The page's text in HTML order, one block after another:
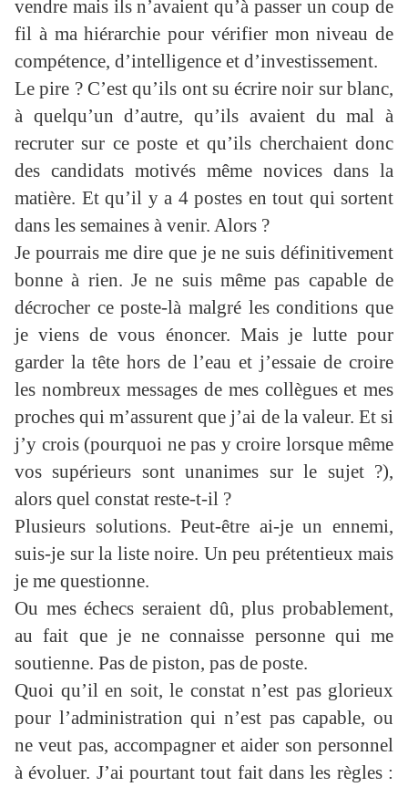
vendre mais ils n’avaient qu’à passer un coup de
fil à ma hiérarchie pour vérifier mon niveau de
compétence, d’intelligence et d’investissement.
Le pire ? C’est qu’ils ont su écrire noir sur blanc,
à quelqu’un d’autre, qu’ils avaient du mal à
recruter sur ce poste et qu’ils cherchaient donc
des candidats motivés même novices dans la
matière. Et qu’il y a 4 postes en tout qui sortent
dans les semaines à venir. Alors ?
Je pourrais me dire que je ne suis définitivement
bonne à rien. Je ne suis même pas capable de
décrocher ce poste-là malgré les conditions que
je viens de vous énoncer. Mais je lutte pour
garder la tête hors de l’eau et j’essaie de croire
les nombreux messages de mes collègues et mes
proches qui m’assurent que j’ai de la valeur. Et si
j’y crois (pourquoi ne pas y croire lorsque même
vos supérieurs sont unanimes sur le sujet ?),
alors quel constat reste-t-il ?
Plusieurs solutions. Peut-être ai-je un ennemi,
suis-je sur la liste noire. Un peu prétentieux mais
je me questionne.
Ou mes échecs seraient dû, plus probablement,
au fait que je ne connaisse personne qui me
soutienne. Pas de piston, pas de poste.
Quoi qu’il en soit, le constat n’est pas glorieux
pour l’administration qui n’est pas capable, ou
ne veut pas, accompagner et aider son personnel
à évoluer. J’ai pourtant tout fait dans les règles :